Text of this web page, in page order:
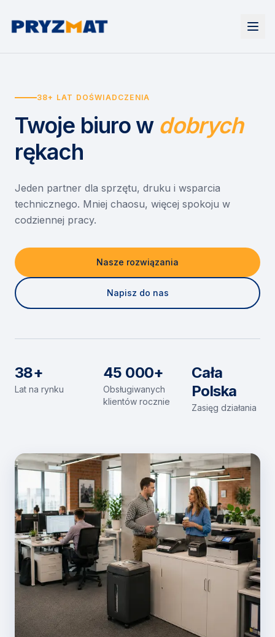
Urządzenia
Drukarki i urządzenia wielofunkcyjne
Etykiety i identyfikacja
Skanery i obieg dokumentów
Monitory interaktywne
Niszczarki dokumentów
Wynajem drukarek
Wynajem urządzeń biurowych
Asystent druku
EZD RP
Misja szkoła
Serwis
O nas
Kontakt
38+ LAT DOŚWIADCZENIA
Twoje biuro w dobrych
rękach
Jeden partner dla sprzętu, druku i wsparcia
technicznego. Mniej chaosu, więcej spokoju w
codziennej pracy.
Nasze rozwiązania
Napisz do nas
38+
Lat na rynku
45 000+
Obsługiwanych
klientów rocznie
Cała
Polska
Zasięg działania